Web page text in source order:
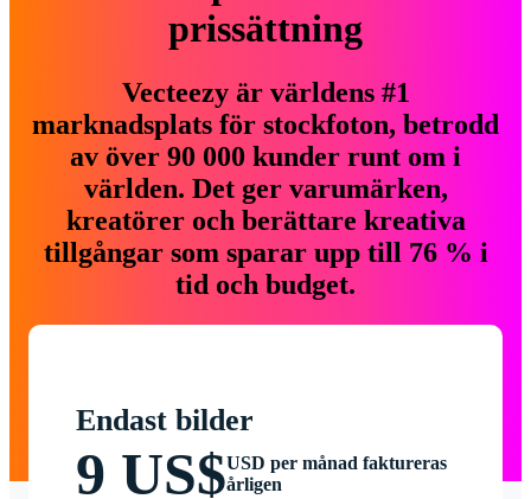
prissättning
Vecteezy är världens #1
marknadsplats för stockfoton, betrodd
av över 90 000 kunder runt om i
världen. Det ger varumärken,
kreatörer och berättare kreativa
tillgångar som sparar upp till 76 % i
tid och budget.
Endast bilder
9 US$USD per månad faktureras
årligen